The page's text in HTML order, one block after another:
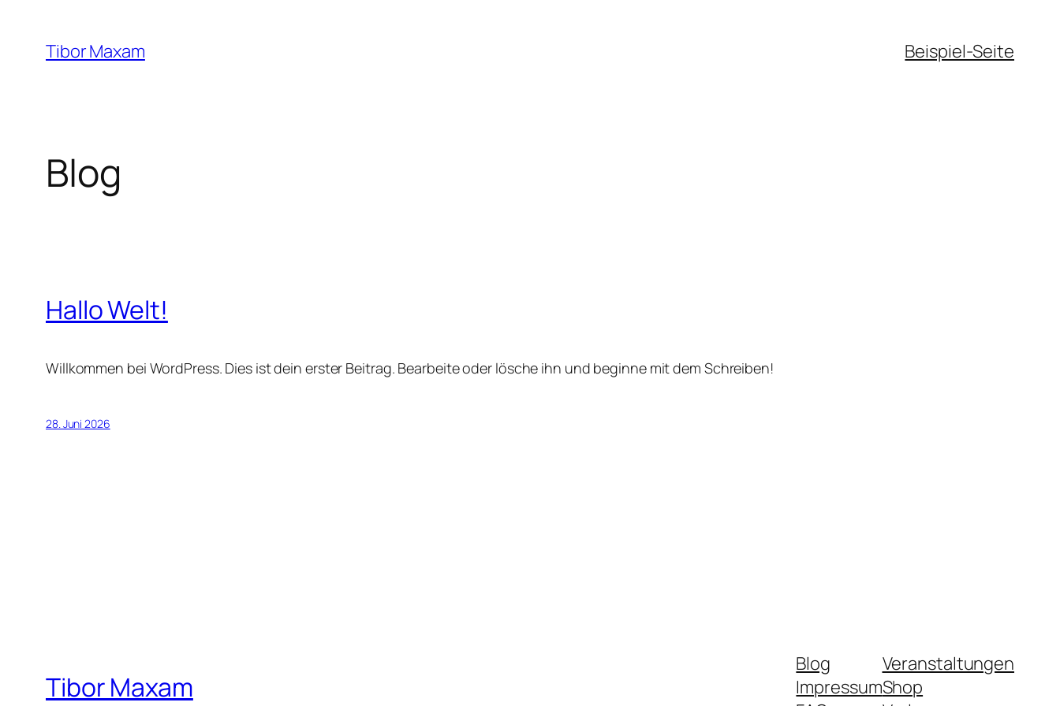
Inhalt
springen
Tibor Maxam Beispiel-Seite
Blog
Hallo Welt!
Willkommen bei WordPress. Dies ist dein erster Beitrag. Bearbeite oder lösche ihn und beginne mit dem Schreiben!
28. Juni 2026
Tibor Maxam
Blog
Impressum
Veranstaltungen
Shop